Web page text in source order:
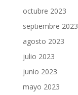
octubre 2023
septiembre 2023
agosto 2023
julio 2023
junio 2023
mayo 2023